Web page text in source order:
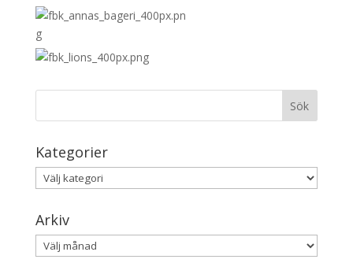
Kategorier
Kategorier
Arkiv
Arkiv